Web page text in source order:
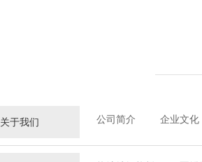
关于我们 公司简介 企业文化